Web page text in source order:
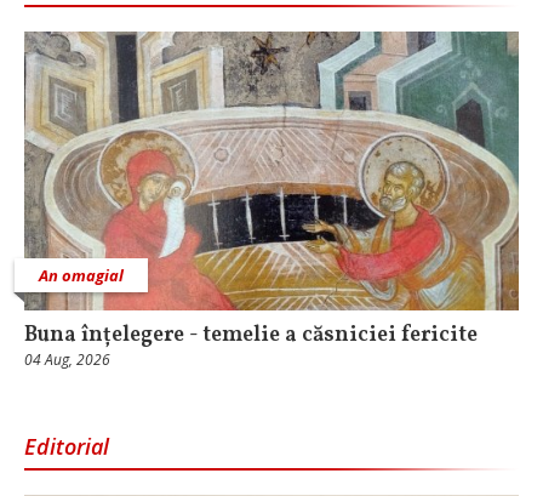
An omagial
Buna înțelegere - temelie a căsniciei fericite
04 Aug, 2026
Editorial